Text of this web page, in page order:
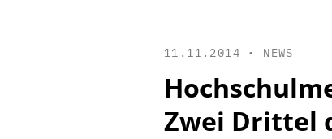
11.11.2014 • NEWS
Zwei Drittel